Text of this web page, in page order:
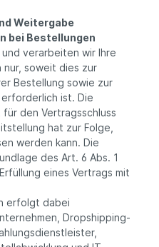
Weitergabe
bei Bestellungen
verarbeiten wir Ihre
soweit dies zur
Bestellung sowie zur
ist. Die
den Vertragsschluss
hat zur Folge,
werden kann. Die
des Art. 6 Abs. 1
eines Vertrags mit
erfolgt dabei
Dropshipping-